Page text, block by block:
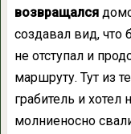
возвращался
создавал вид, что
не отступал и
маршруту. Тут из
грабитель и хотел
молниеносно